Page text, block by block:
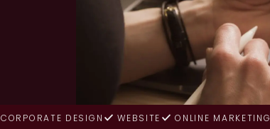
CORPORATE DESIGN WEBSITE ONLINE MARKETING